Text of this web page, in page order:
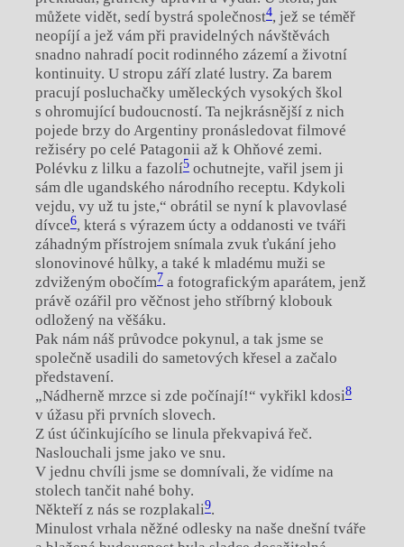
můžete vidět, sedí bystrá společnost4, jež se téměř
neopíjí a jež vám při pravidelných návštěvách
snadno nahradí pocit rodinného zázemí a životní
kontinuity. U stropu září zlaté lustry. Za barem
pracují posluchačky uměleckých vysokých škol
s ohromující budoucností. Ta nejkrásnější z nich
pojede brzy do Argentiny pronásledovat filmové
režiséry po celé Patagonii až k Ohňové zemi.
Polévku z lilku a fazolí5ochutnejte, vařil jsem ji
sám dle ugandského národního receptu. Kdykoli
vejdu, vy už tu jste,“ obrátil se nyní k plavovlasé
dívce6, která s výrazem úcty a oddanosti ve tváři
záhadným přístrojem snímala zvuk ťukání jeho
slonovinové hůlky, a také k mladému muži se
zdviženým obočím7a fotografickým aparátem, jenž
právě ozářil pro věčnost jeho stříbrný klobouk
odložený na věšáku.
Pak nám náš průvodce pokynul, a tak jsme se
společně usadili do sametových křesel a začalo
představení.
„Nádherně mrzce si zde počínají!“ vykřikl kdosi8
v úžasu při prvních slovech.
Z úst účinkujícího se linula překvapivá řeč.
Naslouchali jsme jako ve snu.
V jednu chvíli jsme se domnívali, že vidíme na
stolech tančit nahé bohy.
Někteří z nás se rozplakali9.
Minulost vrhala něžné odlesky na naše dnešní tváře